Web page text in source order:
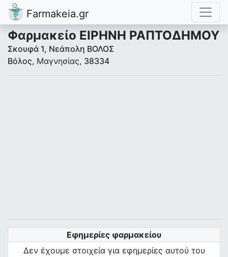
Farmakeia.gr
Φαρμακείο ΕΙΡΗΝΗ ΡΑΠΤΟΔΗΜΟΥ
Σκουφά 1, Νεάπολη ΒΟΛΟΣ
Βόλος, Μαγνησίας, 38334
Εφημερίες φαρμακείου
Δεν έχουμε στοιχεία για εφημερίες αυτού του